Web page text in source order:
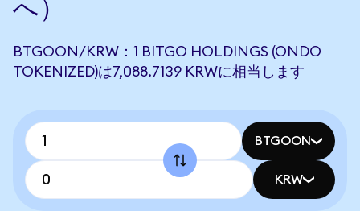
BTGOON/KRW：1 BITGO HOLDINGS (ONDO
TOKENIZED)は7,088.7139 KRWに相当します
BTGOON
KRW